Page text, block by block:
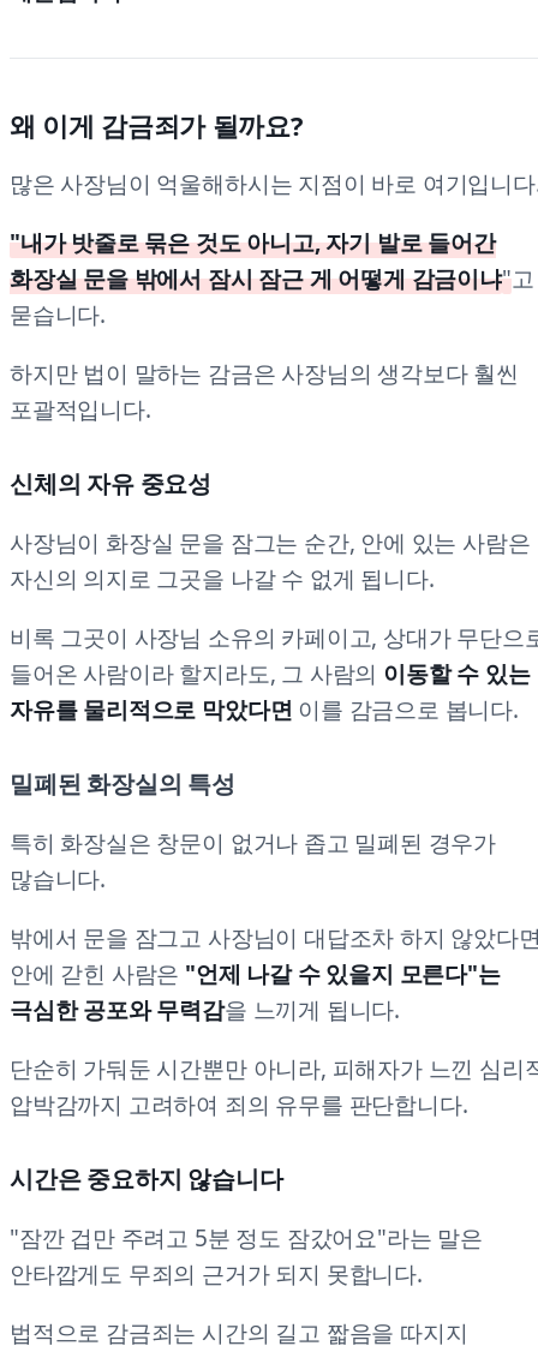
왜 이게 감금죄가 될까요?
많은 사장님이 억울해하시는 지점이 바로 여기입니
"내가 밧줄로 묶은 것도 아니고, 자기 발로 들어간
화장실 문을 밖에서 잠시 잠근 게 어떻게 감금이냐"고
묻습니다.
하지만 법이 말하는 감금은 사장님의 생각보다 훨씬
포괄적입니다.
신체의 자유 중요성
사장님이 화장실 문을 잠그는 순간, 안에 있는 사람은
자신의 의지로 그곳을 나갈 수 없게 됩니다.
비록 그곳이 사장님 소유의 카페이고, 상대가 무단으
들어온 사람이라 할지라도, 그 사람의 이동할 수 있는
자유를 물리적으로 막았다면 이를 감금으로 봅니다.
밀폐된 화장실의 특성
특히 화장실은 창문이 없거나 좁고 밀폐된 경우가
많습니다.
밖에서 문을 잠그고 사장님이 대답조차 하지 않았다
안에 갇힌 사람은 "언제 나갈 수 있을지 모른다"는
극심한 공포와 무력감을 느끼게 됩니다.
단순히 가둬둔 시간뿐만 아니라, 피해자가 느낀 심리
압박감까지 고려하여 죄의 유무를 판단합니다.
시간은 중요하지 않습니다
"잠깐 겁만 주려고 5분 정도 잠갔어요"라는 말은
안타깝게도 무죄의 근거가 되지 못합니다.
법적으로 감금죄는 시간의 길고 짧음을 따지지